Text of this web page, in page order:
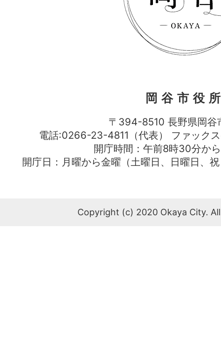
岡谷市役
〒394-8510 長野県岡谷
電話:0266-23-4811（代表） ファッ
開庁時間：午前8時30分か
開庁日：月曜から金曜（土曜日、日曜日、
Copyright (c) 2020 Okaya City.